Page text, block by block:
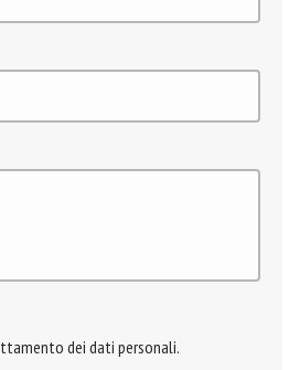
dei dati personali.